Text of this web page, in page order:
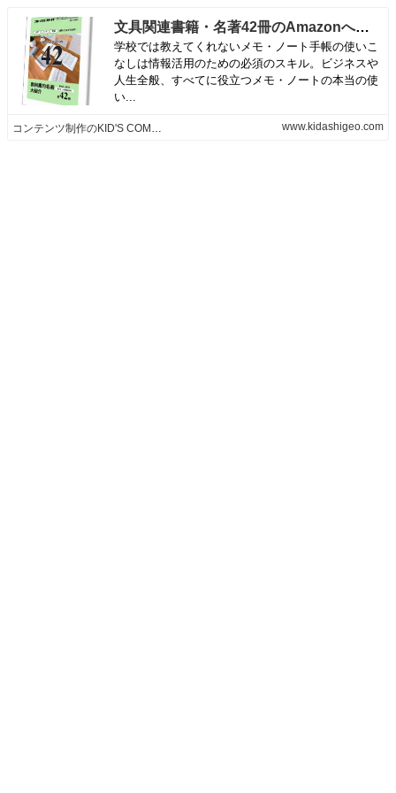
文具関連書籍・名著42冊のAmazonへのリンクリストをプレゼント。
学校では教えてくれないメモ・ノート手帳の使いこ
なしは情報活用のための必須のスキル。ビジネスや
人生全般、すべてに役立つメモ・ノートの本当の使
い...
コンテンツ制作のKID'S COMPANY (木田茂夫) www.kidashigeo.com